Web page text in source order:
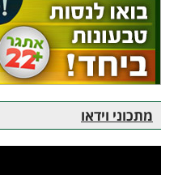
מתכוני וידאו